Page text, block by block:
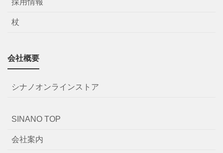
杖
会社概要
シナノオンラインストア
SINANO TOP
会社案内